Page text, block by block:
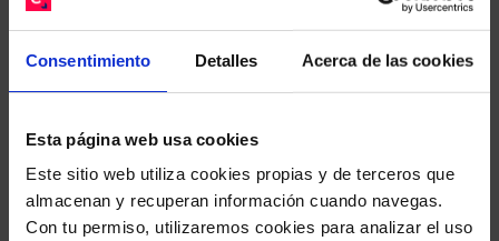
Consentimiento Detalles Acerca de las cookies
Esta página web usa cookies
Este sitio web utiliza cookies propias y de terceros que
almacenan y recuperan información cuando navegas.
Con tu permiso, utilizaremos cookies para analizar el uso
Descárguese el archivo
e indíquenos los ISINs de
sus Fondos y nuestros expertos le enviarán un
estudio gratuito de sus alternativas de Clases